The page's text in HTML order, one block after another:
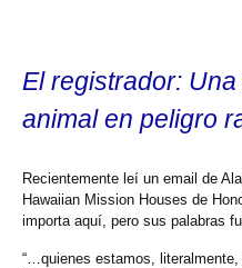
El registrador:
animal en peligro
Recientemente leí un email de
Hawaiian Mission Houses de
importa aquí, pero sus palabras
“…quienes estamos,